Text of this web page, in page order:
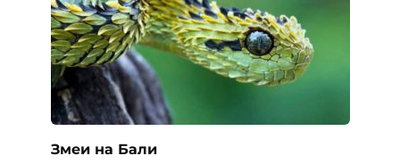
Змеи на Бали